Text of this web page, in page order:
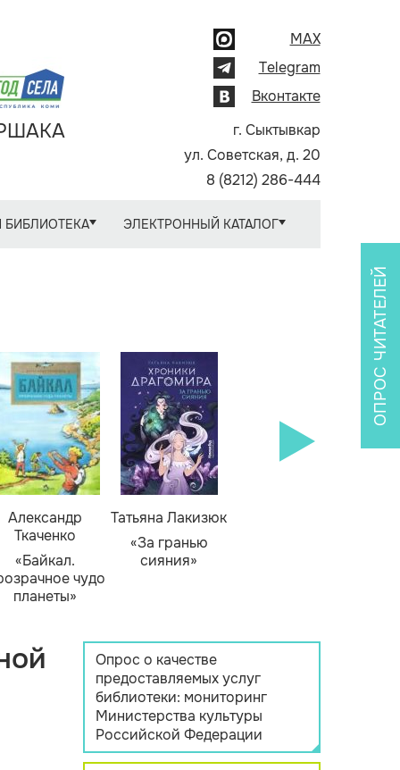
MAX
Telegram
Вконтакте
г. Сыктывкар
ул. Советская, д. 20
8 (8212) 286-444
БИБЛИОТЕКА ЭЛЕКТРОННЫЙ КАТАЛОГ
Александр
Ткаченко
«Байкал.
чудо
планеты»
Татьяна Лакизюк
«За гранью
сияния»
ОПРОС ЧИТАТЕЛЕЙ
Опрос о качестве
предоставляемых услуг
библиотеки: мониторинг
Министерства культуры
Российской Федерации